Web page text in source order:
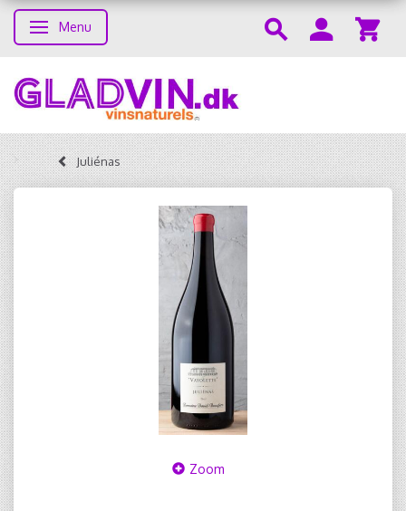
Toggle navigation
Menu
Juliénas
Zoom